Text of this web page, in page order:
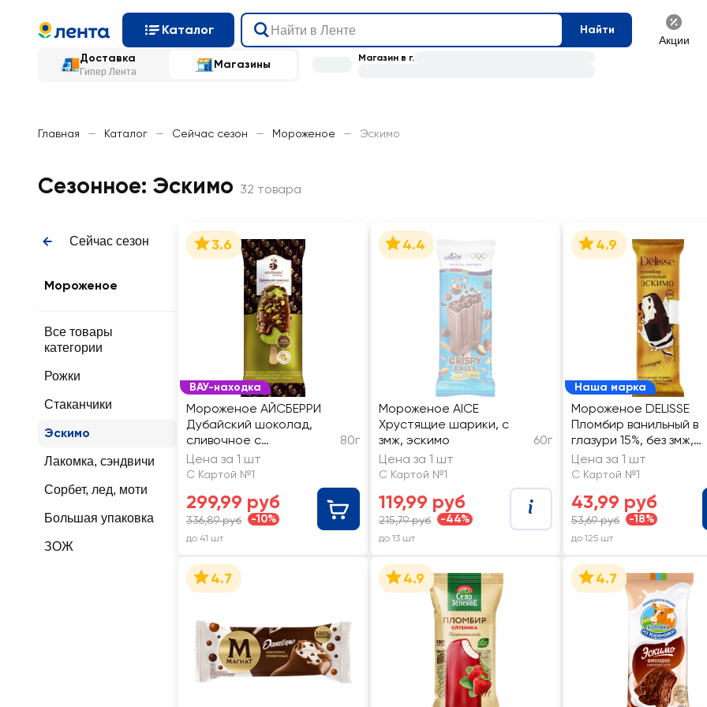
Каталог Найти
Акции
Доставка
Гипер Лента
Магазины Магазин в г.
Главная — Каталог — Сейчас сезон — Мороженое — Эскимо
Сезонное: Эскимо 32 товара
Сейчас сезон
Мороженое
Все товары
категории
Рожки
Стаканчики
Эскимо
Лакомка, сэндвичи
Сорбет, лед, моти
Большая упаковка
ЗОЖ
ВАУ-находка
3.6
Мороженое АЙСБЕРРИ
Дубайский шоколад,
сливочное с
протертыми фисташкой
и кунжутом в молочном
шоколаде с кусочками
фисташки и бисквитной
посыпки 8%, без змж,
эскимо
80г
Цена за 1 шт
С Картой №1
299,99 руб
336,89 руб -10%
до 41 шт
4.4
Мороженое AICE
Хрустящие шарики, с
змж, эскимо
60г
Цена за 1 шт
С Картой №1
119,99 руб
215,79 руб -44%
до 13 шт
Наша марка
4.9
Мороженое DELISSE
Пломбир ванильный в
глазури 15%, без змж,
эскимо
Цена за 1 шт
С Картой №1
43,99 руб
53,69 руб -18%
до 125 шт
4.7 4.9 4.7